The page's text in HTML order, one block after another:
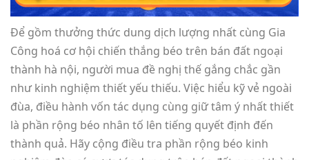
Để gồm thưởng thức dung dịch lượng nhất cùng Gia
Công hoá cơ hội chiến thắng béo trên bán đất ngoại
thành hà nội, người mua đề nghị thế gắng chắc gần
như kinh nghiệm thiết yếu thiếu. Việc hiểu kỹ vẻ ngoài
đùa, điều hành vốn tác dụng cùng giữ tâm ý nhất thiết
là phần rộng béo nhân tố lên tiếng quyết định đến
thành quả. Hãy cộng điều tra phần rộng béo kinh